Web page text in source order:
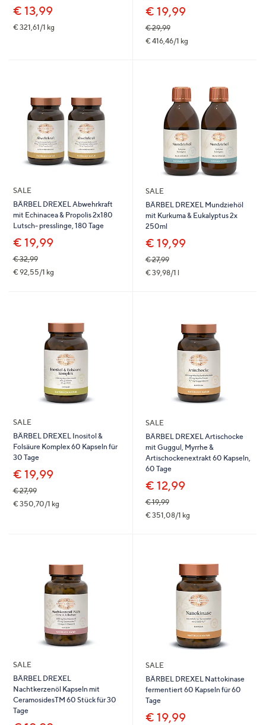
€ 13,99
€ 321,61/1 kg
€ 19,99
€ 29,99
€ 416,46/1 kg
SALE
BÄRBEL DREXEL Abwehrkraft
mit Echinacea & Propolis 2x180
Lutsch- presslinge, 180 Tage
€ 19,99
€ 32,99
€ 92,55/1 kg
SALE
BÄRBEL DREXEL Mundziehöl
mit Kurkuma & Eukalyptus 2x
250ml
€ 19,99
€ 27,99
€ 39,98/1 l
SALE
BÄRBEL DREXEL Inositol &
Folsäure Komplex 60 Kapseln für
30 Tage
€ 19,99
€ 27,99
€ 350,70/1 kg
SALE
BÄRBEL DREXEL Artischocke
mit Guggul, Myrrhe &
Artischockenextrakt 60 Kapseln,
60 Tage
€ 12,99
€ 19,99
€ 351,08/1 kg
SALE
BÄRBEL DREXEL
Nachtkerzenöl Kapseln mit
CeramosidesTM 60 Stück für 30
Tage
SALE
BÄRBEL DREXEL Nattokinase
fermentiert 60 Kapseln für 60
Tage
€ 19,99